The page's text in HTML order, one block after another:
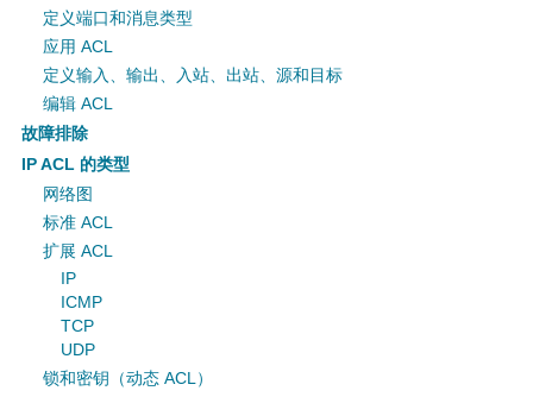
定义端口和消息类型
应用 ACL
定义输入、输出、入站、出站、源和目标
编辑 ACL
故障排除
IP ACL 的类型
网络图
标准 ACL
扩展 ACL
IP
ICMP
TCP
UDP
锁和密钥（动态 ACL）